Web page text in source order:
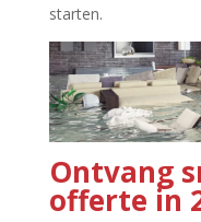
starten.​
Ontvang
offerte in